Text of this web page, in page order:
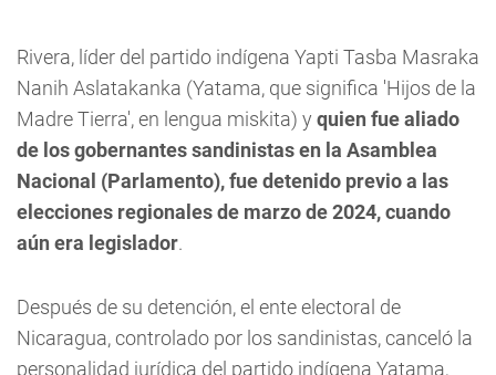
Rivera, líder del partido indígena Yapti Tasba Masraka
Nanih Aslatakanka (Yatama, que significa 'Hijos de la
Madre Tierra', en lengua miskita) y quien fue aliado
de los gobernantes sandinistas en la Asamblea
Nacional (Parlamento), fue detenido previo a las
elecciones regionales de marzo de 2024, cuando
aún era legislador.
Después de su detención, el ente electoral de
Nicaragua, controlado por los sandinistas, canceló la
personalidad jurídica del partido indígena Yatama,